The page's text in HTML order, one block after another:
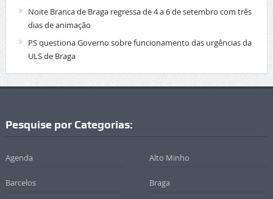
Noite Branca de Braga regressa de 4 a 6 de setembro com três
dias de animação
PS questiona Governo sobre funcionamento das urgências da
ULS de Braga
Pesquise por Categorias:
Agenda Alto Minho
Barcelos Braga